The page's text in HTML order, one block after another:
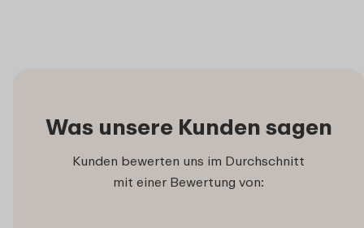
Was unsere Kunden sagen
Kunden bewerten uns im Durchschnitt
mit einer Bewertung von: